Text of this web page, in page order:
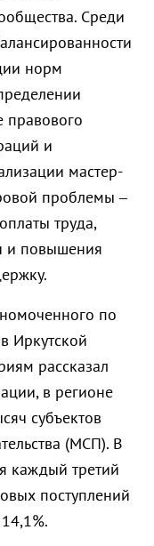
Среди
норм
правового
и
мастер-
проблемы –
труда,
и повышения
по
Иркутской
рассказал
в регионе
субъектов
(МСП). В
каждый третий
поступлений